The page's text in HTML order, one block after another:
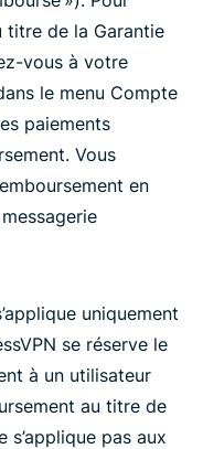
titre de la Garantie
vous à votre
le menu Compte
paiements
Vous
en
uniquement
se réserve le
à un utilisateur
au titre de
pas aux